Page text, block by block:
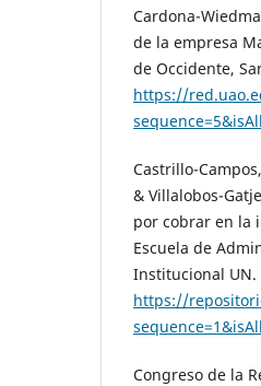
Cardona-
de la empresa
de Occidente,
https://
Castrillo-
& Villalobos-
por cobrar en la
Escuela de
Institucional UN.
https://
Congreso de la